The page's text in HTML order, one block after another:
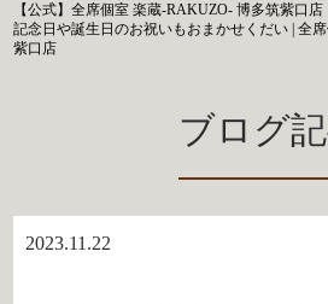
【公式】全席個室 楽蔵‐RAKUZO‐ 博多筑紫口店
記念日や誕生日のお祝いもおまかせくだい | 全
紫口店
ブログ
2023.11.22